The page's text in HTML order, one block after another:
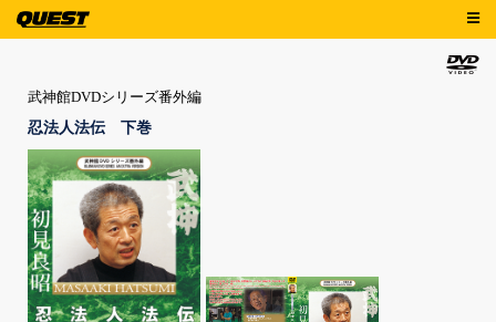
武神館DVDシリーズ番外編
忍法人法伝 下巻